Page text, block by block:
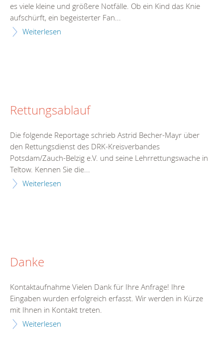
es viele kleine und größere Notfälle. Ob ein Kind das Knie
aufschürft, ein begeisterter Fan...
Weiterlesen
Rettungsablauf
Die folgende Reportage schrieb Astrid Becher-Mayr über
den Rettungsdienst des DRK-Kreisverbandes
Potsdam/Zauch-Belzig e.V. und seine Lehrrettungswache in
Teltow. Kennen Sie die...
Weiterlesen
Danke
Kontaktaufnahme Vielen Dank für Ihre Anfrage! Ihre
Eingaben wurden erfolgreich erfasst. Wir werden in Kürze
mit Ihnen in Kontakt treten.
Weiterlesen